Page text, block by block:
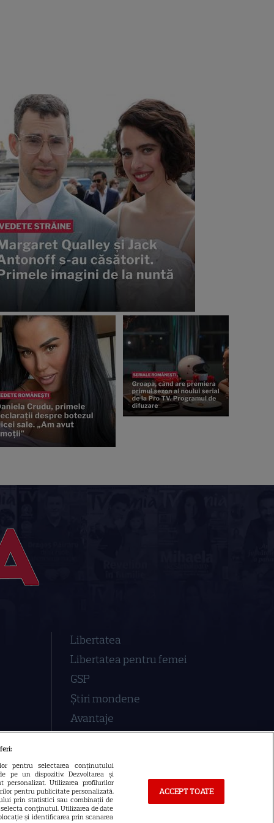
Libertatea
Libertatea pentru femei
GSP
Știri mondene
Avantaje
Retete practice
pentru selectarea conținutului
pe un dispozitiv. Dezvoltarea și
personalizat. Utilizarea profilurilor
pentru publicitate personalizată.
prin statistici sau combinații de
conținutul. Utilizarea de date
și identificarea prin scanarea
ACCEPT TOATE